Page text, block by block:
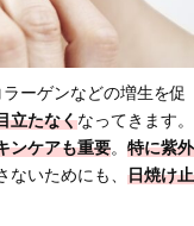
ラーゲンなどの増生を促
立たなくなってきます。
ンケアも重要。 特に紫外
いためにも、 日焼け止